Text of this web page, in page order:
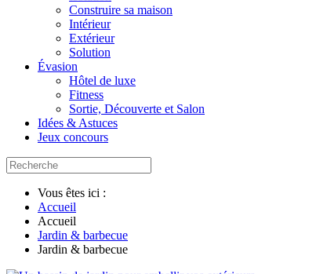
Construire sa maison
Intérieur
Extérieur
Solution
Évasion
Hôtel de luxe
Fitness
Sortie, Découverte et Salon
Idées & Astuces
Jeux concours
Vous êtes ici :
Accueil
Accueil
Jardin & barbecue
Jardin & barbecue